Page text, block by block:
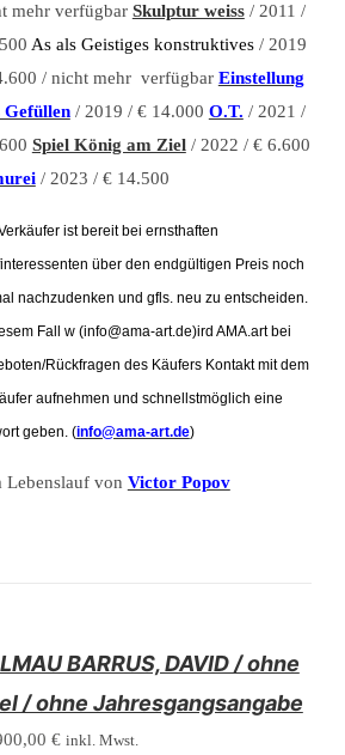
mehr verfügbar Skulptur weiss/ 2011 /
As als Geistiges konstruktives/ 2019
/ nicht mehr verfügbar Einstellung
Gefüllen/ 2019 / € 14.000 O.T. / 2021 /
Spiel König am Ziel/ 2022 / € 6.600
/ 2023 / € 14.500
ist bereit bei ernsthaften
über den endgültigen Preis noch
nachzudenken und gfls. neu zu entscheiden.
Fall w (info@ama-art.de)ird AMA.art bei
Rückfragen des Käufers Kontakt mit dem
aufnehmen und schnellstmöglich eine
geben. (info@ama-art.de)
Lebenslauf von Victor Popov
BARRUS, DAVID / ohne
/ ohne Jahresgangsangabe
€ inkl. Mwst.